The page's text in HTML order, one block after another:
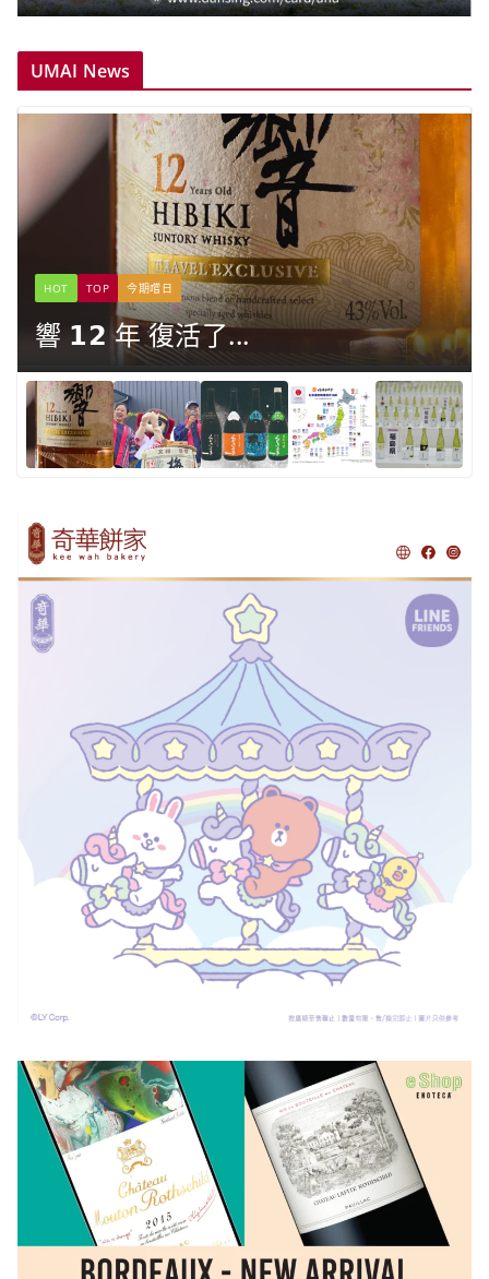
UMAI News
HOT TOP 今期嚐日
響 𝟭𝟮 年 復活了...